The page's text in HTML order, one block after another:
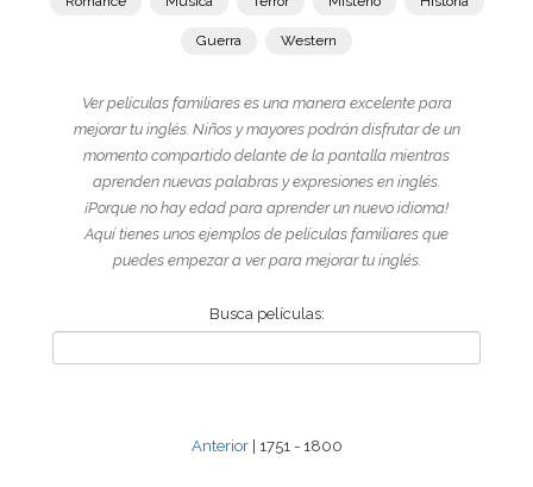
Guerra Western
Ver películas familiares es una manera excelente para
mejorar tu inglés. Niños y mayores podrán disfrutar de un
momento compartido delante de la pantalla mientras
aprenden nuevas palabras y expresiones en inglés.
¡Porque no hay edad para aprender un nuevo idioma!
Aquí tienes unos ejemplos de películas familiares que
puedes empezar a ver para mejorar tu inglés.
Busca películas:
Anterior| 1751 - 1800